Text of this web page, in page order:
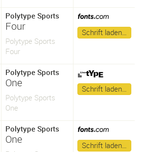
Polytype Sports
Four
Polytype Sports
Four
Schrift laden…
Polytype Sports
One
Polytype Sports
One
Schrift laden…
Polytype Sports
One Schrift laden…